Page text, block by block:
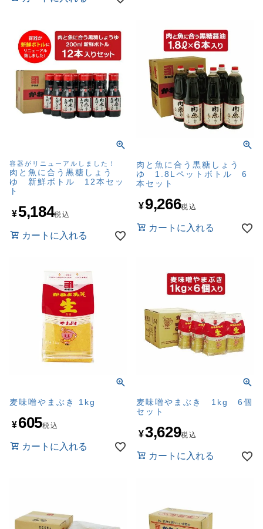
容器がリニューアルしました！
肉と魚に合う黒糖しょう
ゆ 新鮮ボトル 12本セッ
ト
¥5,184税込
カートに入れる
肉と魚に合う黒糖しょう
ゆ 1.8Lペットボトル 6
本セット
¥9,266税込
カートに入れる
麦味噌やまぶき 1kg
¥605税込
カートに入れる
麦味噌やまぶき 1kg 6個
セット
¥3,629税込
カートに入れる